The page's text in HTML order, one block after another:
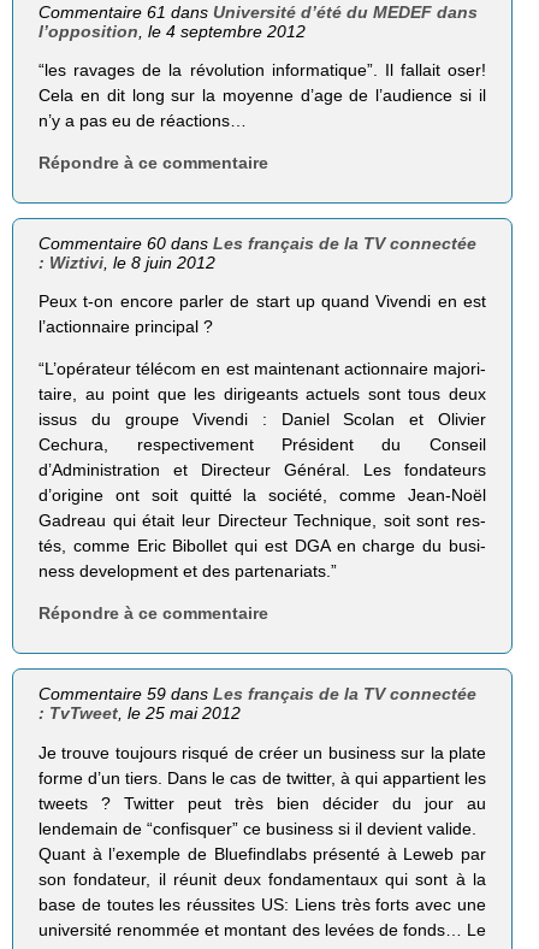
Commentaire 61 dansUniversité d’été du MEDEF dans
l’opposition , le 4 septembre 2012
“les ravages de la révo­lu­tion infor­ma­tique”. Il fallait oser!
Cela en dit long sur la moyenne d’age de l’audience si il
n’y a pas eu de réactions…
Répondre à ce commentaire
Commentaire 60 dansLes français de la TV connectée
: Wiztivi , le 8 juin 2012
Peux t-on encore parler de start up quand Vivendi en est
l’actionnaire principal ?
“L’opérateur télé­com en est main­te­nant action­naire majo­ri­
taire, au point que les diri­geants actuels sont tous deux
issus du groupe Vivendi : Daniel Sco­lan et Oli­vier
Cechura, res­pec­ti­ve­ment Pré­sident du Conseil
d’Administration et Direc­teur Géné­ral. Les fon­da­teurs
d’origine ont soit quitté la société, comme Jean-Noël
Gadreau qui était leur Direc­teur Tech­nique, soit sont res­
tés, comme Eric Bibol­let qui est DGA en charge du busi­
ness deve­lop­ment et des partenariats.”
Répondre à ce commentaire
Commentaire 59 dansLes français de la TV connectée
: TvTweet, le 25 mai 2012
Je trouve toujours risqué de créer un business sur la plate
forme d’un tiers. Dans le cas de twitter, à qui appartient les
tweets ? Twitter peut très bien décider du jour au
lendemain de “confisquer” ce business si il devient valide.
Quant à l’exemple de Bluefindlabs présenté à Leweb par
son fondateur, il réunit deux fondamentaux qui sont à la
base de toutes les réussites US: Liens très forts avec une
université renommée et montant des levées de fonds… Le